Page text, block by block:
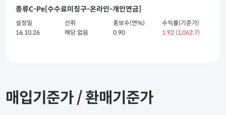
종류C-Pe[수수료미징구-온라인-개인연금]
설정일
16.10.26
선취
해당 없음
총보수(연%)
0.90
수익률(기준가)
1.92 (1,062.7)
매입기준가 / 환매기준가